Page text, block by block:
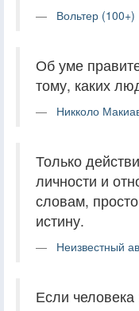
Вольтер (100+)
Об уме
тому, каких
Никколо
Только
личности и
словам,
истину.
Неизвестный
Если